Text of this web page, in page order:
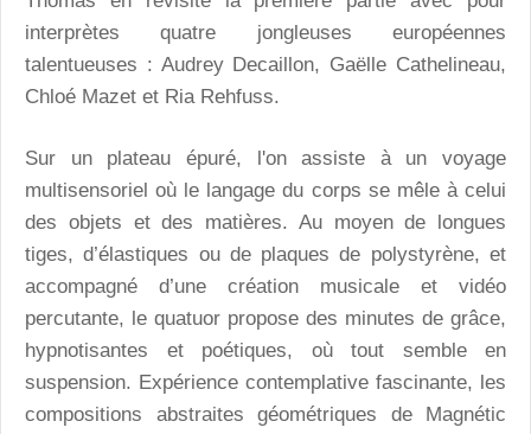
interprètes quatre jongleuses européennes
talentueuses : Audrey Decaillon, Gaëlle Cathelineau,
Chloé Mazet et Ria Rehfuss.
Sur un plateau épuré, l'on assiste à un voyage
multisensoriel où le langage du corps se mêle à celui
des objets et des matières. Au moyen de longues
tiges, d’élastiques ou de plaques de polystyrène, et
accompagné d’une création musicale et vidéo
percutante, le quatuor propose des minutes de grâce,
hypnotisantes et poétiques, où tout semble en
suspension. Expérience contemplative fascinante, les
compositions abstraites géométriques de Magnétic